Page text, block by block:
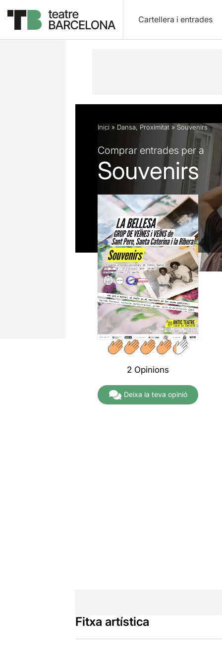
Cartellera i entrades
Descripció Fitxa artística Fotos i
Inici » Dansa, Proximitat » Souvenirs
Comprar entrades per a
Souvenirs
2 Opinions
Deixa la teva opinió
Fitxa artística